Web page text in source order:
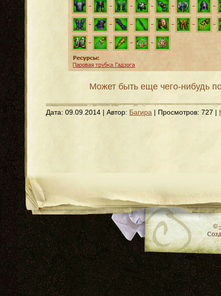
Может быть еще чего-нибудь
Дата: 09.09.2014 | Автор: Багира | Просмотров: 727 |
©
RSS